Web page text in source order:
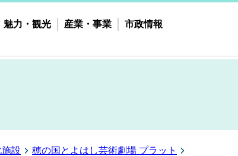
魅力・観光 産業・事業 市政情報
設
穂の国とよはし芸術劇場 プラット